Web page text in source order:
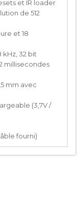
et IR loader
de 512
et 18
32 bit
millisecondes
mm avec
(3,7V /
fourni)